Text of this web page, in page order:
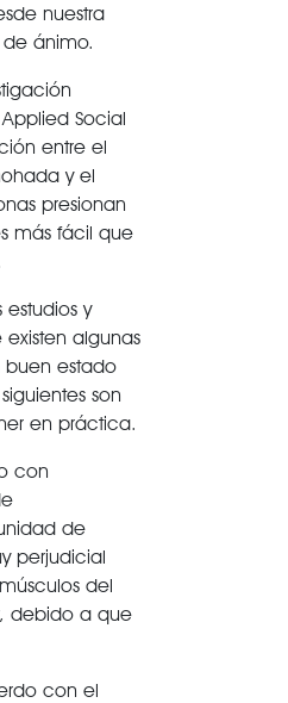
nuestra
de ánimo.
Social
entre el
y el
presionan
más fácil que
y
algunas
buen estado
son
en práctica.
con
de
perjudicial
del
debido a que
con el